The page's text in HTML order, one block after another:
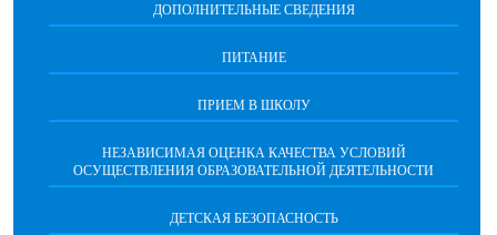
ДОПОЛНИТЕЛЬНЫЕ СВЕДЕНИЯ
ПИТАНИЕ
ПРИЕМ В ШКОЛУ
НЕЗАВИСИМАЯ ОЦЕНКА КАЧЕСТВА УСЛОВИЙ
ОСУЩЕСТВЛЕНИЯ ОБРАЗОВАТЕЛЬНОЙ ДЕЯТЕЛЬНОСТИ
ДЕТСКАЯ БЕЗОПАСНОСТЬ